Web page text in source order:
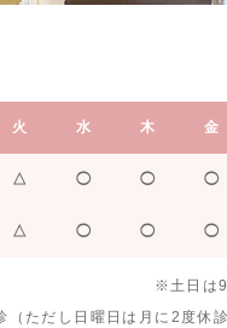
火 水 木 金
△ ◯ ◯ ◯
△ ◯ ◯ ◯
※土日は
ただし日曜日は月に2度休